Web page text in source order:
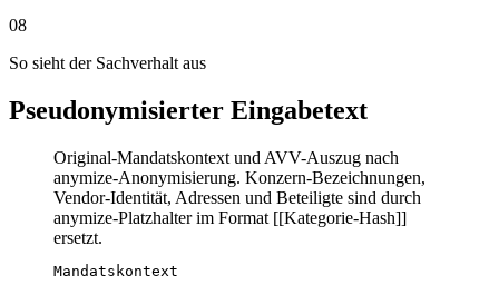
08
So sieht der Sachverhalt aus
Pseudonymisierter Eingabetext
Original-Mandatskontext und AVV-Auszug nach
anymize-Anonymisierung. Konzern-Bezeichnungen,
Vendor-Identität, Adressen und Beteiligte sind durch
anymize-Platzhalter im Format [[Kategorie-Hash]]
ersetzt.
Mandatskontext